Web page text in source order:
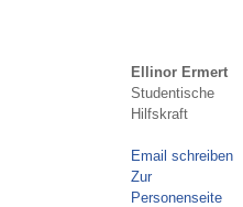
Ellinor Ermert
Studentische
Hilfskraft
Email schreiben
Zur
Personenseite